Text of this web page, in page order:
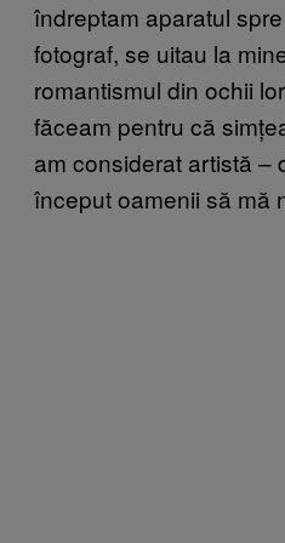
îndreptam aparatul
fotograf, se uitau la
romantismul din ochii
făceam pentru că
am considerat artistă –
început oamenii să mă